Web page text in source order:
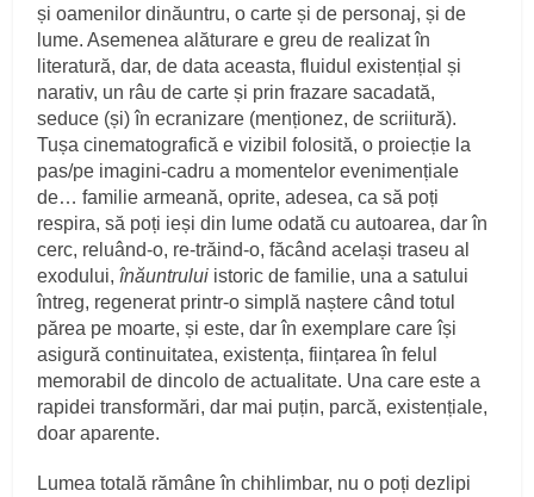
și oamenilor dinăuntru, o carte și de personaj, și de
lume. Asemenea alăturare e greu de realizat în
literatură, dar, de data aceasta, fluidul existențial și
narativ, un râu de carte și prin frazare sacadată,
seduce (și) în ecranizare (menționez, de scriitură).
Tușa cinematografică e vizibil folosită, o proiecție la
pas/pe imagini-cadru a momentelor evenimențiale
de… familie armeană, oprite, adesea, ca să poți
respira, să poți ieși din lume odată cu autoarea, dar în
cerc, reluând-o, re-trăind-o, făcând același traseu al
exodului,înăuntrului istoric de familie, una a satului
întreg, regenerat printr-o simplă naștere când totul
părea pe moarte, și este, dar în exemplare care își
asigură continuitatea, existența, ființarea în felul
memorabil de dincolo de actualitate. Una care este a
rapidei transformări, dar mai puțin, parcă, existențiale,
doar aparente.
Lumea totală rămâne în chihlimbar, nu o poți dezlipi